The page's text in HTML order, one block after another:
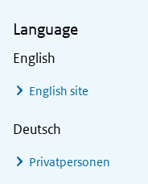
Language
English
English site
Deutsch
Privatpersonen